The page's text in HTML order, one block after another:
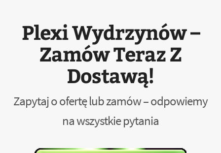
Plexi Wydrzynów –
Zamów Teraz Z
Dostawą!
Zapytaj o ofertę lub zamów – odpowiemy
na wszystkie pytania